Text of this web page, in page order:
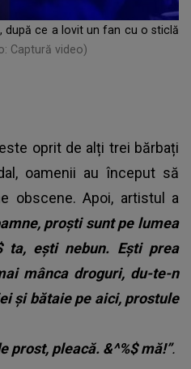
după ce a lovit un fan cu o sticlă
Captură video)
oprit de alți trei bărbați
oamenii au început să
obscene. Apoi, artistul a
proști sunt pe lumea
ta, ești nebun. Ești prea
mânca droguri, du-te-n
și bătaie pe aici, prostule
prost, pleacă. &^%$ mă!”.